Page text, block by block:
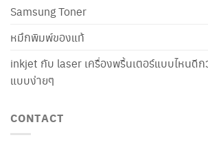
Samsung Toner
หมึกพิมพ์ของแท้
inkjet กับ laser เครื่องพริ้นเตอร์แบบไหนดีก
แบบง่ายๆ
CONTACT